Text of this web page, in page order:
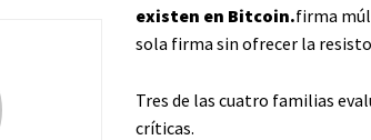
existen en Bitcoin.firma
sola firma sin ofrecer la
Tres de las cuatro familias
críticas.